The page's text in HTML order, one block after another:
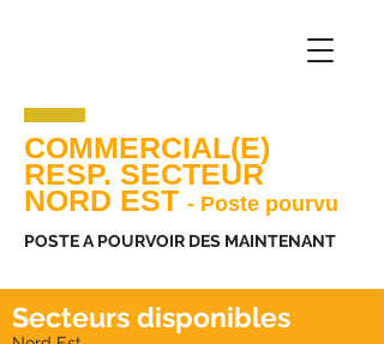
COMMERCIAL(E)
RESP. SECTEUR
NORD EST - Poste pourvu
POSTE A POURVOIR DES MAINTENANT
Secteurs disponibles